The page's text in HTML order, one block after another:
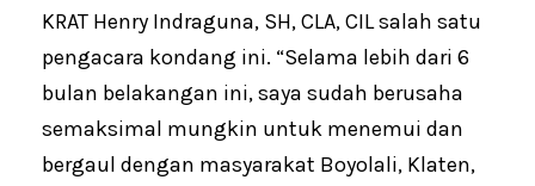
KRAT Henry Indraguna, SH, CLA, CIL salah satu
pengacara kondang ini. “Selama lebih dari 6
bulan belakangan ini, saya sudah berusaha
semaksimal mungkin untuk menemui dan
bergaul dengan masyarakat Boyolali, Klaten,